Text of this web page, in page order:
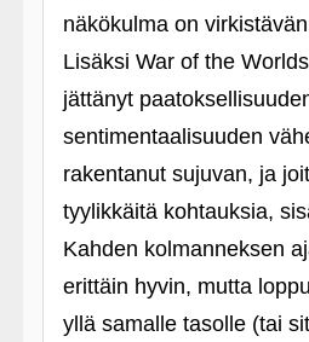
näkökulma on
Lisäksi War of the
jättänyt
sentimentaalisuuden
rakentanut sujuvan, ja
tyylikkäitä kohtauksia,
Kahden kolmanneksen
erittäin hyvin, mutta
yllä samalle tasolle (tai